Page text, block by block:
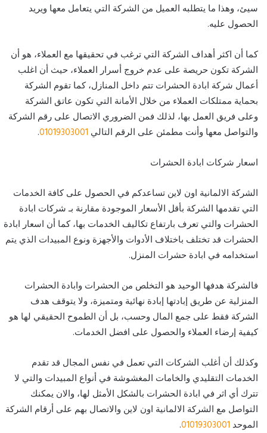
سيئ، وهذا ما يتطلبه العميل من الشركة التي يتعامل معها ويريد
الحصول عليه.
كما أن اكثر أهداف الشركة التي ترغب في تحقيقها مع العملاء، هو أن
الشركة تكون حريصة على عدم خروج أسرار العملاء، حيث أن اغلب
أعمال شركة ابادة الحشرات تتم داخل المنازل، كما تقوم الشركة
بحماية ممتلكات العملاء من خلال الأمانة التي تكون عاتق الشركة
وعلى فريق العمل بها، لذلك فمن الضروري الاتصال على رقم الشركة
والتواصل معها وأنت مطمئن على الرقم التالي 01019303001
.
اسعار شركات ابادة الحشرات
الشركة الالمانية اون لاين تساعدكم في الحصول على كافة الخدمات
التي تقدمها الشركة بأقل الأسعار الموجودة مقارنة بـ شركات ابادة
الحشرات والتي تعرف بارتفاع تكاليف الخدمات بها، كما أن اسعار ابادة
الحشرات قد تختلف باختلاف الأدوات والأجهزة ونوع المبيدات الذي يتم
استخدامه في ابادة حشرات المنزل.
فالشركة هدفها الوحيد هو التخلص من الحشرات وابادة الحشرات
المنزلية عن طريق إبادتها إبادة نهائية ومتميزة، ولا يتوقف هدف
الشركة فقط على جمع المال وحسب، بل أن الطموح الحقيقي لها هو
كيفية إرضاء العملاء والحصول على افضل الخدمات.
وكذلك أن أغلب الشركات التي تعمل في نفس المجال قد تقدم
الخدمات التقليدي والخامات المغشوشة في أنواع المبيدات والتي لا
تترك أي اثر في ابادة الحشرات بالشكل الأمثل لها، والان يمكنك
التواصل مع الشركة الالمانية اون لاين والاتصال بهم على أرقام الشركة
الموحد 01019303001
.